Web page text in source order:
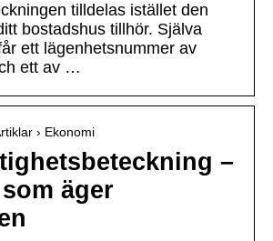
tilldelas istället den
bostadshus tillhör. Själva
ett lägenhetsnummer av
ett av …
› Ekonomi
–
äger